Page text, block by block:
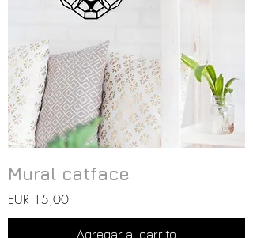
Mural catface
Precio
EUR 15,00
Agregar al carrito